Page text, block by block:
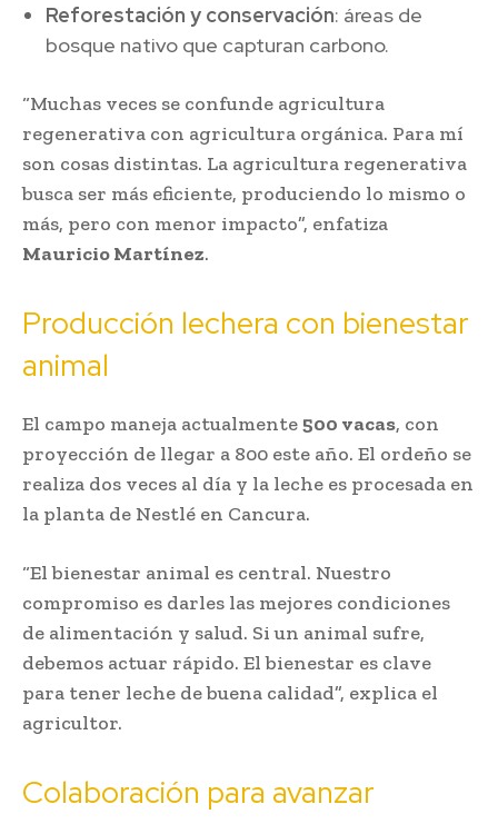
Reforestación y conservación: áreas de
bosque nativo que capturan carbono.
“Muchas veces se confunde agricultura
regenerativa con agricultura orgánica. Para mí
son cosas distintas. La agricultura regenerativa
busca ser más eficiente, produciendo lo mismo o
más, pero con menor impacto”, enfatiza
Mauricio Martínez.
Producción lechera con bienestar
animal
El campo maneja actualmente500 vacas, con
proyección de llegar a 800 este año. El ordeño se
realiza dos veces al día y la leche es procesada en
la planta de Nestlé en Cancura.
“El bienestar animal es central. Nuestro
compromiso es darles las mejores condiciones
de alimentación y salud. Si un animal sufre,
debemos actuar rápido. El bienestar es clave
para tener leche de buena calidad”, explica el
agricultor.
Colaboración para avanzar